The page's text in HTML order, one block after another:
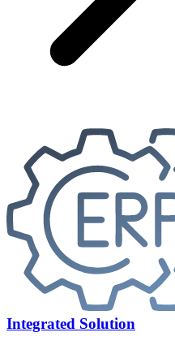
Integrated Solution